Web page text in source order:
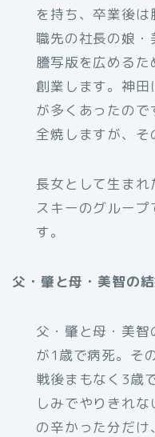
を持ち、卒業後
職先の社長の娘
謄写版を広める
創業します。神
が多くあったの
全焼しますが、そ
長女として生ま
スキーのグルー
す。
父・肇と母・美智の
父・肇と母・美
が1歳で病死。そ
戦後まもなく3歳
しみでやりきれ
の辛かった分だ